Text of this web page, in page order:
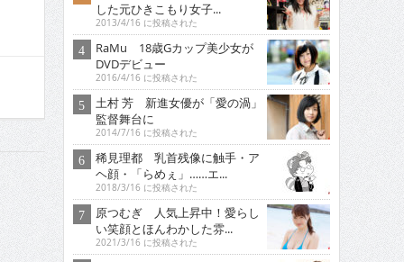
した元ひきこもり女子...
2013/4/16 に投稿された
RaMu 18歳Gカップ美少女が
DVDデビュー
2016/4/16 に投稿された
土村 芳 新進女優が「愛の渦」
監督舞台に
2014/7/16 に投稿された
稀見理都 乳首残像に触手・ア
ヘ顔・「らめぇ」……エ...
2018/3/16 に投稿された
原つむぎ 人気上昇中！愛らし
い笑顔とほんわかした雰...
2021/3/16 に投稿された